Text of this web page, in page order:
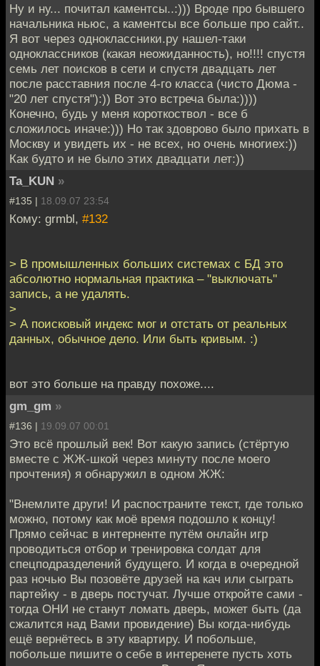
Ну и ну... почитал каментсы..:))) Вроде про бывшего
начальника ньюс, а каментсы все больше про сайт..
Я вот через одноклассники.ру нашел-таки
одноклассников (какая неожиданность), но!!!! спустя
семь лет поисков в сети и спустя двадцать лет
после расставния после 4-го класса (чисто Дюма -
"20 лет спустя"):)) Вот это встреча была:))))
Конечно, будь у меня короткоствол - все б
сложилось иначе:))) Но так здоврово было прихать в
Москву и увидеть их - не всех, но очень многиех:))
Как будто и не было этих двадцати лет:))
Ta_KUN »
#135 | 18.09.07 23:54
Кому: grmbl, #132
> В промышленных больших системах с БД это
абсолютно нормальная практика – "выключать"
запись, а не удалять.
>
> А поисковый индекс мог и отстать от реальных
данных, обычное дело. Или быть кривым. :)
вот это больше на правду похоже....
gm_gm »
#136 | 19.09.07 00:01
Это всё прошлый век! Вот какую запись (стёртую
вместе с ЖЖ-шкой через минуту после моего
прочтения) я обнаружил в одном ЖЖ:
"Внемлите други! И распостраните текст, где только
можно, потому как моё время подошло к концу!
Прямо сейчас в интерненте путём онлайн игр
проводиться отбор и тренировка солдат для
спецподразделений будущего. И когда в очередной
раз ночью Вы позовёте друзей на кач или сыграть
партейку - в дверь постучат. Лучше откройте сами -
тогда ОНИ не станут ломать дверь, может быть (да
сжалится над Вами провидение) Вы когда-нибудь
ещё вернётесь в эту квартиру. И побольше,
побольше пишите о себе в интеренете пусть хоть